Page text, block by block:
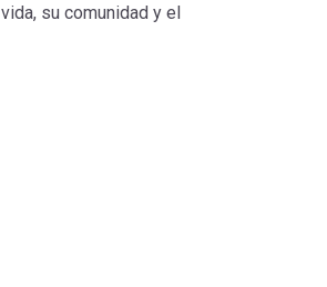
su comunidad y el